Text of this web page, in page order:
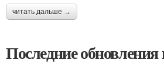
читать дальше →
Последние обновления